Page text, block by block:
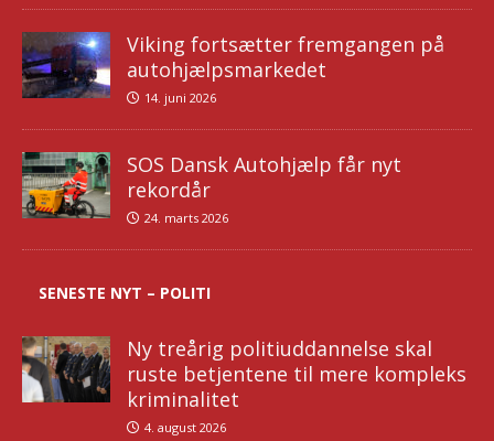
Viking fortsætter fremgangen på
autohjælpsmarkedet
14. juni 2026
SOS Dansk Autohjælp får nyt
rekordår
24. marts 2026
SENESTE NYT – POLITI
Ny treårig politiuddannelse skal
ruste betjentene til mere kompleks
kriminalitet
4. august 2026